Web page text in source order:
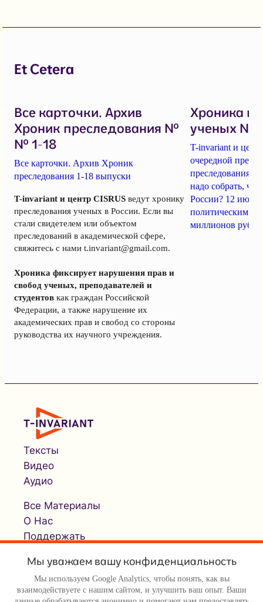
Et Cetera
Все карточки. Архив
Хроник преследования №
№ 1-18
Все карточки. Архив Хроник
преследования 1-18 выпуски
T-invariant и центр CISRUS ведут хронику
преследования ученых в России. Если вы
стали свидетелем или объектом
преследований в академической сфере,
свяжитесь с нами t.invariant@gmail.com.
Хроника фиксирует нарушения прав и
свобод ученых, преподавателей и
студентов как граждан Российской
Федерации, а также нарушение их
академических прав и свобод со стороны
руководства их научного учреждения.
Хроника
ученых №
T-invariant и
очередной
преследования
надо собрать,
России? 12
политическим
миллионов
Тексты
Видео
Аудио
Все Материалы
О Нас
Поддержать
Мы уважаем вашу конфиденциальность
Мы используем Google Analytics, чтобы понять, как вы
взаимодействуете с нашим сайтом, и улучшить ваш опыт. Ваши